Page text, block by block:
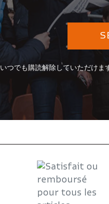
いつでも購読解除していただけま